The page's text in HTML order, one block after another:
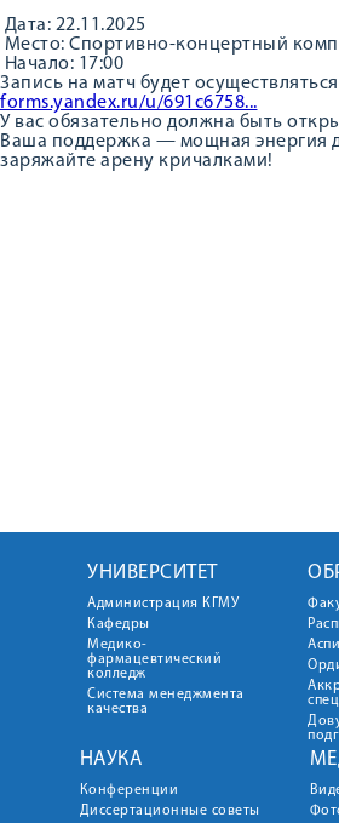
Дата: 22.11.2025
Место: Спортивно-концертный
Начало: 17:00
Запись на матч будет
forms.yandex.ru/u/691c6758...
У вас обязательно должна быть
Ваша поддержка — мощная энергия
заряжайте арену кричалками!
УНИВЕРСИТЕТ
Администрация КГМУ
Кафедры
Медико-
фармацевтический
колледж
Система менеджмента
качества
НАУКА
Конференции
Диссертационные советы